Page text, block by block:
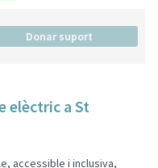
Donar suport
elèctric a St
accessible i inclusiva,